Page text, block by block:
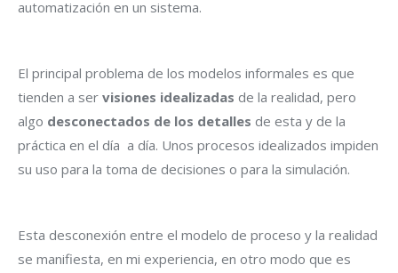
automatización en un sistema.
El principal problema de los modelos informales es que
tienden a ser visiones idealizadas de la realidad, pero
algo desconectados de los detalles de esta y de la
práctica en el día a día. Unos procesos idealizados impiden
su uso para la toma de decisiones o para la simulación.
Esta desconexión entre el modelo de proceso y la realidad
se manifiesta, en mi experiencia, en otro modo que es